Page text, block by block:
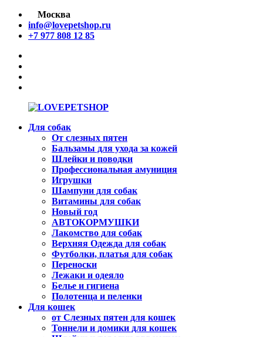
Перейти
содержимому
Москва
info@lovepetshop.ru
+7 977 808 12 85
LOVEPETSHOP
животных
Для собак
От слезных пятен
Бальзамы для ухода за кожей
Шлейки и поводки
Профессиональная амуниция
Игрушки
Шампуни для собак
Витамины для собак
Новый год
АВТОКОРМУШКИ
Лакомство для собак
Верхняя Одежда для собак
Футболки, платья для собак
Переноски
Лежаки и одеяло
Белье и гигиена
Полотенца и пеленки
Для кошек
от Слезных пятен для кошек
Тоннели и домики для кошек